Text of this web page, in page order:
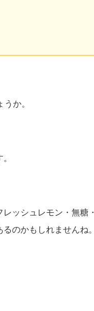
か。
ッシュレモン・無糖・
のかもしれませんね。